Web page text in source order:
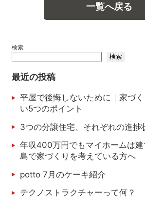
一覧へ戻る
検索
検索
最近の投稿
平屋で後悔しないために｜家づ
い5つのポイント
3つの分譲住宅、それぞれの進捗
年収400万円でもマイホームは
島で家づくりを考えている方へ
potto 7月のケーキ紹介
テクノストラクチャーって何？